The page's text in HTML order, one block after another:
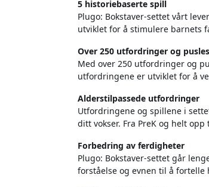
5 historiebaserte spill
Plugo: Bokstaver-settet vårt
utviklet for å stimulere barnets
Over 250 utfordringer og
Med over 250 utfordringer og
utfordringene er utviklet for å
Alderstilpassede utfordringer
Utfordringene og spillene i
ditt vokser. Fra PreK og helt
Forbedring av ferdigheter
Plugo: Bokstaver-settet går
forståelse og evnen til å